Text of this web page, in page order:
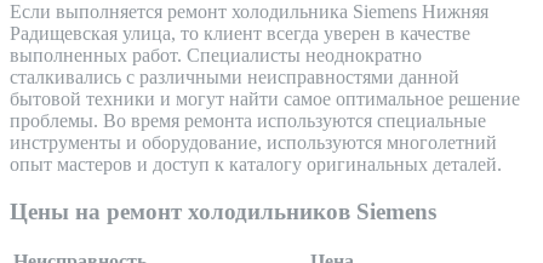
Если выполняется ремонт холодильника Siemens Нижняя
Радищевская улица, то клиент всегда уверен в качестве
выполненных работ. Специалисты неоднократно
сталкивались с различными неисправностями данной
бытовой техники и могут найти самое оптимальное решение
проблемы. Во время ремонта используются специальные
инструменты и оборудование, используются многолетний
опыт мастеров и доступ к каталогу оригинальных деталей.
Цены на ремонт холодильников Siemens